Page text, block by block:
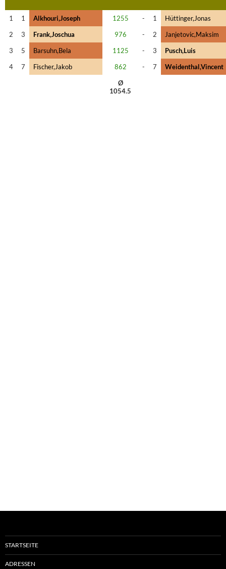
1 1 Alkhouri,Joseph 1255 - 1
Hüttinger,Jonas
2
3 Frank,Joschua 976 - 2
Janjetovic,Maksim
3
5 Barsuhn,Bela 1125 - 3
Pusch,Luis
4
7 Fischer,Jakob 862 - 7
Weidenthal,Vincent
Ø
1054.5
STARTSEITE
ADRESSEN